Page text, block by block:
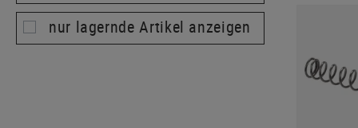
nur lagernde Artikel anzeigen